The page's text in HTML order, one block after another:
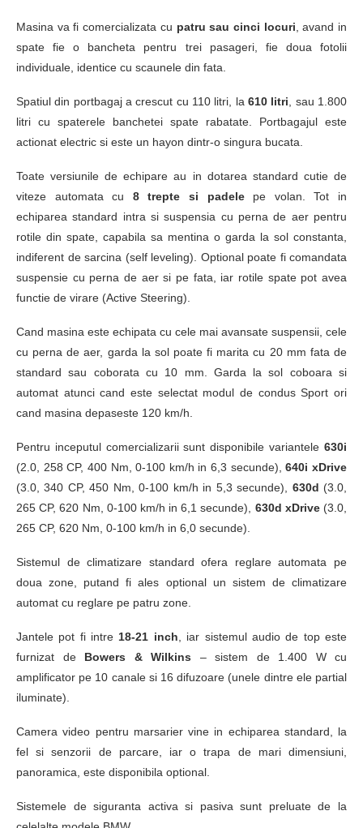
Masina va fi comercializata cu patru sau cinci locuri , avand in
spate fie o bancheta pentru trei pasageri, fie doua fotolii
individuale, identice cu scaunele din fata.
Spatiul din portbagaj a crescut cu 110 litri, la 610 litri , sau 1.800
litri cu spaterele banchetei spate rabatate. Portbagajul este
actionat electric si este un hayon dintr-o singura bucata.
Toate versiunile de echipare au in dotarea standard cutie de
viteze automata cu 8 trepte si padelepe volan. Tot in
echiparea standard intra si suspensia cu perna de aer pentru
rotile din spate, capabila sa mentina o garda la sol constanta,
indiferent de sarcina (self leveling). Optional poate fi comandata
suspensie cu perna de aer si pe fata, iar rotile spate pot avea
functie de virare (Active Steering).
Cand masina este echipata cu cele mai avansate suspensii, cele
cu perna de aer, garda la sol poate fi marita cu 20 mm fata de
standard sau coborata cu 10 mm. Garda la sol coboara si
automat atunci cand este selectat modul de condus Sport ori
cand masina depaseste 120 km/h.
Pentru inceputul comercializarii sunt disponibile variantele 630i
(2.0, 258 CP, 400 Nm, 0-100 km/h in 6,3 secunde),640i xDrive
(3.0, 340 CP, 450 Nm, 0-100 km/h in 5,3 secunde), 630d (3.0,
265 CP, 620 Nm, 0-100 km/h in 6,1 secunde), 630d xDrive(3.0,
265 CP, 620 Nm, 0-100 km/h in 6,0 secunde).
Sistemul de climatizare standard ofera reglare automata pe
doua zone, putand fi ales optional un sistem de climatizare
automat cu reglare pe patru zone.
Jantele pot fi intre 18-21 inch , iar sistemul audio de top este
furnizat de Bowers & Wilkins – sistem de 1.400 W cu
amplificator pe 10 canale si 16 difuzoare (unele dintre ele partial
iluminate).
Camera video pentru marsarier vine in echiparea standard, la
fel si senzorii de parcare, iar o trapa de mari dimensiuni,
panoramica, este disponibila optional.
Sistemele de siguranta activa si pasiva sunt preluate de la